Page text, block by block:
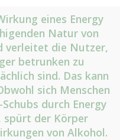
eines Energy
Natur von
verleitet die Nutzer,
betrunken zu
sind. Das kann
sich Menschen
durch Energy
spürt der Körper
von Alkohol.